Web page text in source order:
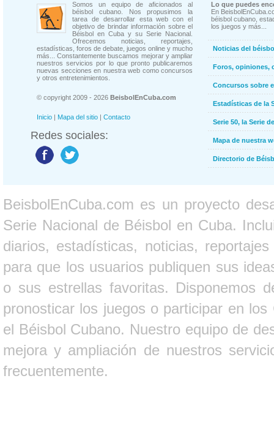
Somos un equipo de aficionados al
béisbol cubano. Nos propusimos la
tarea de desarrollar esta web con el
objetivo de brindar información sobre el
Béisbol en Cuba y su Serie Nacional.
Ofrecemos noticias, reportajes,
estadísticas, foros de debate, juegos online y mucho
más... Constantemente buscamos mejorar y ampliar
nuestros servicios por lo que pronto publicaremos
nuevas secciones en nuestra web como concursos
y otros entretenimientos.
© copyright 2009 - 2026 BeisbolEnCuba.com
Inicio | Mapa del sitio | Contacto
Redes sociales:
Lo que puedes
En
béisbol cubano,
los juegos y más...
Noticias del
Foros, opiniones,
Concursos sobre
Estadísticas de la
Serie 50, la Serie
Mapa de nuestra
Directorio de
BeisbolEnCuba.com es un proyecto
Serie Nacional de Béisbol en Cuba.
diarios, estadísticas, noticias,
para que los usuarios publiquen sus
o sus estrellas favoritas. Disponemos
pronosticar los juegos o participar en
el Béisbol Cubano. Nuestro equipo de
mejora y ampliación de nuestros
frecuentemente.